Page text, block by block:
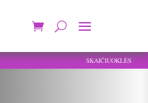
SKAIČIUOKLĖS